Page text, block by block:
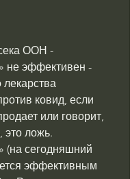
ООН -
не эффективен -
лекарства
ковид, если
или говорит,
это ложь.
(на сегодняшний
эффективным